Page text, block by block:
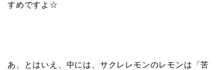
すめですよ☆
あ、とはいえ、中には、サクレレモンのレモンは「苦